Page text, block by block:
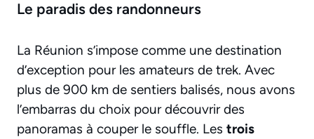
Le paradis des randonneurs
La Réunion s’impose comme une destination
d’exception pour les amateurs de trek. Avec
plus de 900 km de sentiers balisés, nous avons
l’embarras du choix pour découvrir des
panoramas à couper le souffle. Les trois